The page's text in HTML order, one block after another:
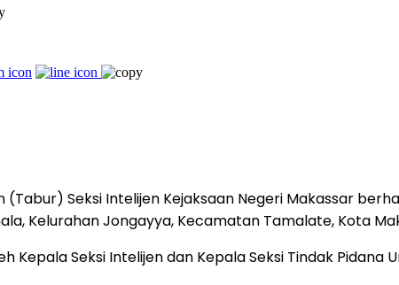
(Tabur) Seksi Intelijen Kejaksaan Negeri Makassar
Kelurahan Jongayya, Kecamatan Tamalate, Kota
Kepala Seksi Intelijen dan Kepala Seksi Tindak